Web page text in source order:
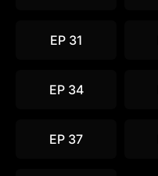
EP 31
EP 34
EP 37